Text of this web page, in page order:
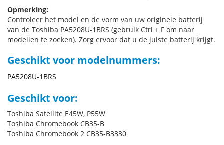
Opmerking:
Controleer het model en de vorm van uw originele batterij
van de Toshiba PA5208U-1BRS (gebruik Ctrl + F om naar
modellen te zoeken). Zorg ervoor dat u de juiste batterij krijgt.
Geschikt voor modelnummers:
PA5208U-1BRS
Geschikt voor:
Toshiba Satellite E45W, P55W
Toshiba Chromebook CB35-B
Toshiba Chromebook 2 CB35-B3330